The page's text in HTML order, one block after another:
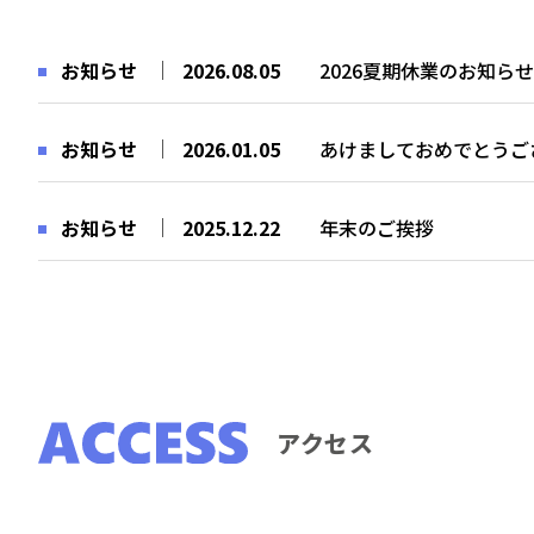
お知らせ 2026.08.05 2026夏期休業のお知らせ
お知らせ 2026.01.05 あけましておめでとうご
お知らせ 2025.12.22 年末のご挨拶
アクセス